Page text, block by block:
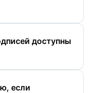
доступны
если